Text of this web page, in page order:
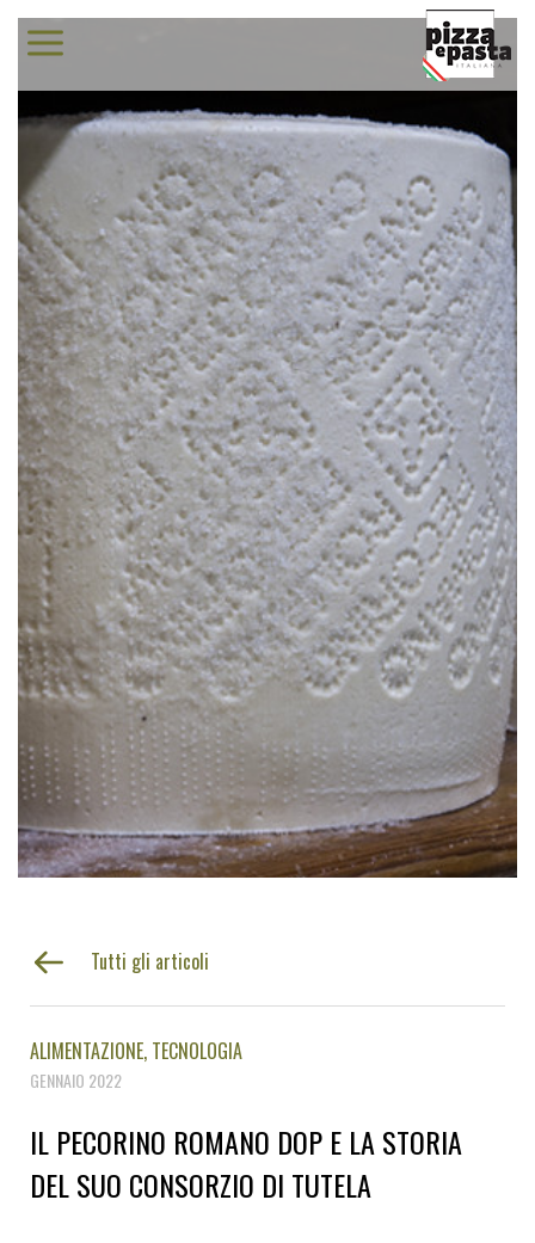
Tutti gli articoli
ALIMENTAZIONE TECNOLOGIA
GENNAIO 2022
IL PECORINO ROMANO DOP E LA STORIA
DEL SUO CONSORZIO DI TUTELA